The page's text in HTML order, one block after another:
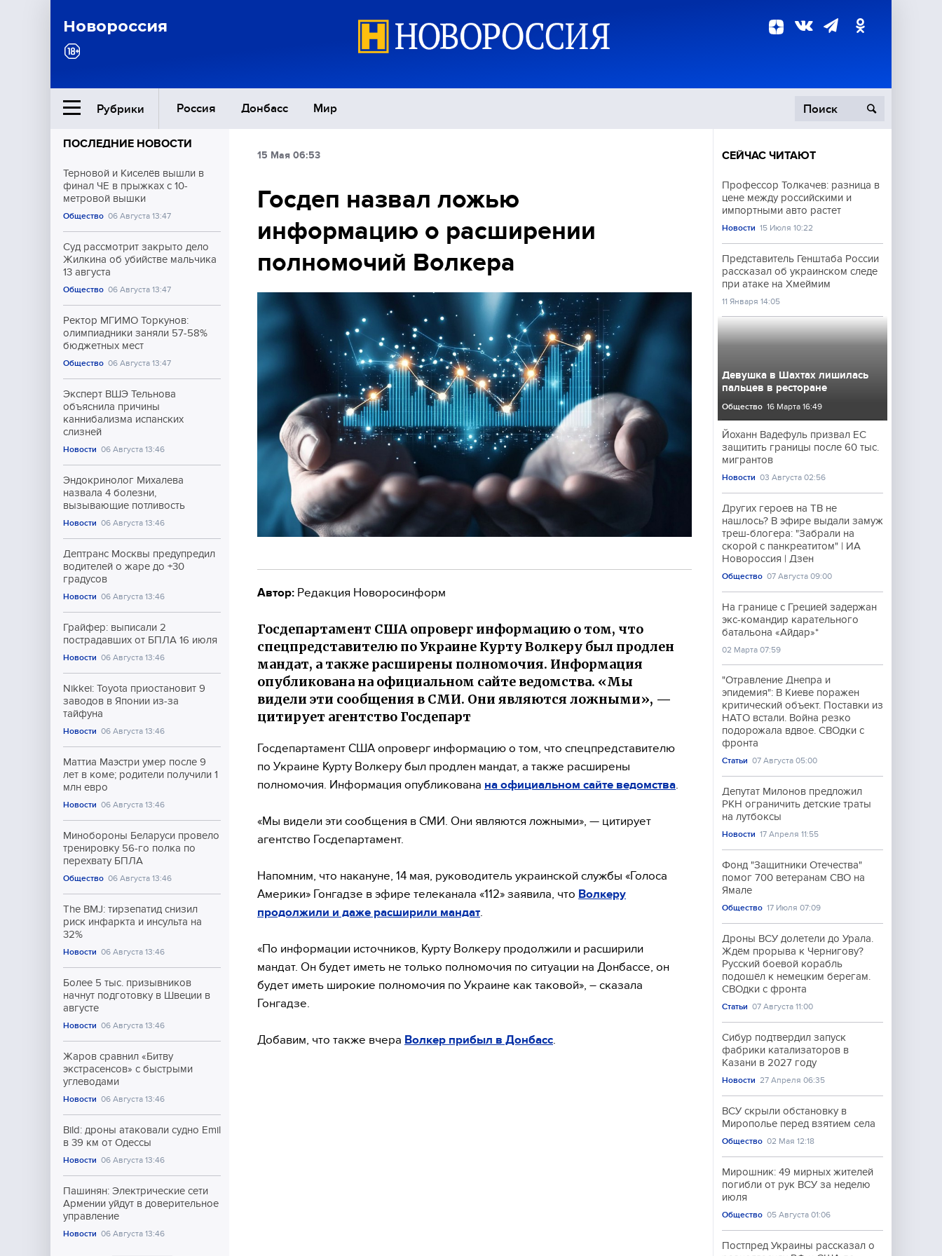
Новороссия
Рубрики Россия Донбасс Мир
Ближний Восток
Общество
Экономика
Происшествия
Культура
Спорт
ПОСЛЕДНИЕ НОВОСТИ
Терновой и Киселёв вышли в
финал ЧЕ в прыжках с 10-
метровой вышки
Общество 06 Августа 13:47
Суд рассмотрит закрыто дело
Жилкина об убийстве мальчика
13 августа
Общество 06 Августа 13:47
Ректор МГИМО Торкунов:
олимпиадники заняли 57-58%
бюджетных мест
Общество 06 Августа 13:47
Эксперт ВШЭ Тельнова
объяснила причины
каннибализма испанских
слизней
Новости 06 Августа 13:46
Эндокринолог Михалева
назвала 4 болезни,
вызывающие потливость
Новости 06 Августа 13:46
Дептранс Москвы предупредил
водителей о жаре до +30
градусов
Новости 06 Августа 13:46
Грайфер: выписали 2
пострадавших от БПЛА 16 июля
Новости 06 Августа 13:46
Nikkei: Toyota приостановит 9
заводов в Японии из-за
тайфуна
Новости 06 Августа 13:46
Маттиа Маэстри умер после 9
лет в коме; родители получили 1
млн евро
Новости 06 Августа 13:46
Минобороны Беларуси провело
тренировку 56-го полка по
перехвату БПЛА
Общество 06 Августа 13:46
The BMJ: тирзепатид снизил
риск инфаркта и инсульта на
32%
Новости 06 Августа 13:46
Более 5 тыс. призывников
начнут подготовку в Швеции в
августе
Новости 06 Августа 13:46
Жаров сравнил «Битву
экстрасенсов» с быстрыми
углеводами
Новости 06 Августа 13:46
Bild: дроны атаковали судно Emil
в 39 км от Одессы
Новости 06 Августа 13:46
Пашинян: Электрические сети
Армении уйдут в доверительное
управление
Новости 06 Августа 13:46
15 Мая 06:53
Госдеп назвал ложью
информацию о расширении
полномочий Волкера
Автор: Редакция Новоросинформ
Госдепартамент США опроверг информацию о том, что
спецпредставителю по Украине Курту Волкеру был продлен
мандат, а также расширены полномочия. Информация
опубликована на официальном сайте ведомства. «Мы
видели эти сообщения в СМИ. Они являются ложными», —
цитирует агентство Госдепарт
Госдепартамент США опроверг информацию о том, что спецпредставителю
по Украине Курту Волкеру был продлен мандат, а также расширены
полномочия. Информация опубликована на официальном сайте ведомства
«Мы видели эти сообщения в СМИ. Они являются ложными», — цитирует
агентство Госдепартамент.
Напомним, что накануне, 14 мая, руководитель украинской службы «Голоса
Америки» Гонгадзе в эфире телеканала «112» заявила, что Волкеру
продолжили и даже расширили мандат
«По информации источников, Курту Волкеру продолжили и расширили
мандат. Он будет иметь не только полномочия по ситуации на Донбассе, он
будет иметь широкие полномочия по Украине как таковой», – сказала
Гонгадзе.
Добавим, что также вчера Волкер прибыл в Донбасс
СЕЙЧАС ЧИТАЮТ
Профессор Толкачев: разница в
цене между российскими и
импортными авто растет
Новости 15 Июля 10:22
Представитель Генштаба России
рассказал об украинском следе
при атаке на Хмеймим
11 Января 14:05
Девушка в Шахтах лишилась
пальцев в ресторане
Общество 16 Марта 16:49
Йоханн Вадефуль призвал ЕС
защитить границы после 60 тыс.
мигрантов
Новости 03 Августа 02:56
Других героев на ТВ не
нашлось? В эфире выдали замуж
треш-блогера: "Забрали на
скорой с панкреатитом" | ИА
Новороссия | Дзен
Общество 07 Августа 09:00
На границе с Грецией задержан
экс-командир карательного
батальона «Айдар»*
02 Марта 07:59
"Отравление Днепра и
эпидемия": В Киеве поражен
критический объект. Поставки из
НАТО встали. Война резко
подорожала вдвое. СВОдки с
фронта
Статьи 07 Августа 05:00
Депутат Милонов предложил
РКН ограничить детские траты
на лутбоксы
Новости 17 Апреля 11:55
Фонд "Защитники Отечества"
помог 700 ветеранам СВО на
Ямале
Общество 17 Июля 07:09
Дроны ВСУ долетели до Урала.
Ждём прорыва к Чернигову?
Русский боевой корабль
подошёл к немецким берегам.
СВОдки с фронта
Статьи 07 Августа 11:00
Сибур подтвердил запуск
фабрики катализаторов в
Казани в 2027 году
Новости 27 Апреля 06:35
ВСУ скрыли обстановку в
Мирополье перед взятием села
Общество 02 Мая 12:18
Мирошник: 49 мирных жителей
погибли от рук ВСУ за неделю
июля
Общество 05 Августа 01:06
Постпред Украины рассказал о